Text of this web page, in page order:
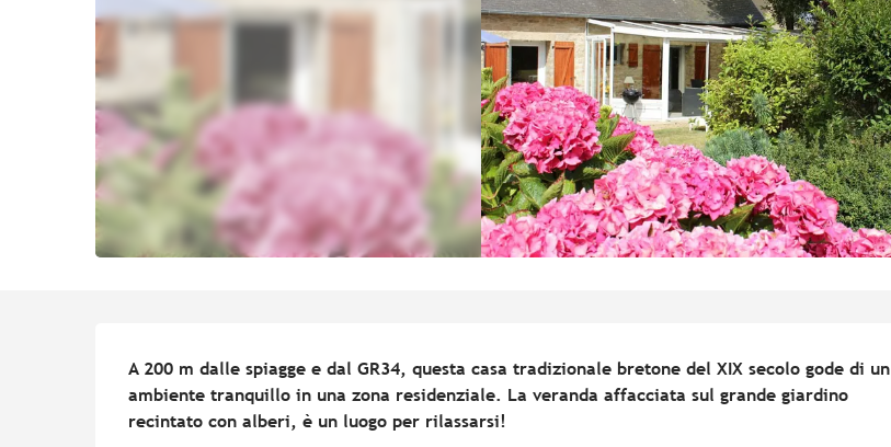
A 200 m dalle spiagge e dal GR34, questa casa tradizionale bretone del XIX secolo gode di un
ambiente tranquillo in una zona residenziale. La veranda affacciata sul grande giardino
recintato con alberi, è un luogo per rilassarsi!